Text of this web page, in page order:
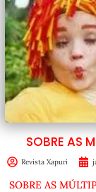
SOBRE AS
Revista Xapuri
SOBRE AS